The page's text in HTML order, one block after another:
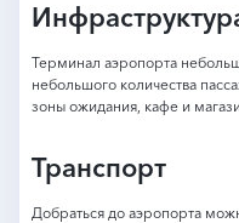
Терминал аэропорта
небольшого количества
зоны ожидания, кафе и
Транспорт
Добраться до аэропорта